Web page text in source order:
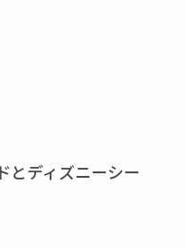
とディズニーシー